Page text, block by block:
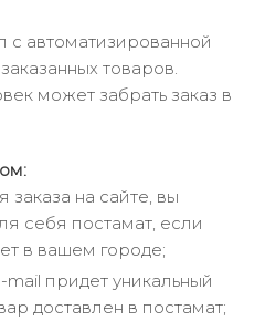
с автоматизированной
товаров.
может забрать заказ в
на сайте, вы
себя постамат, если
в вашем городе;
придет уникальный
доставлен в постамат;